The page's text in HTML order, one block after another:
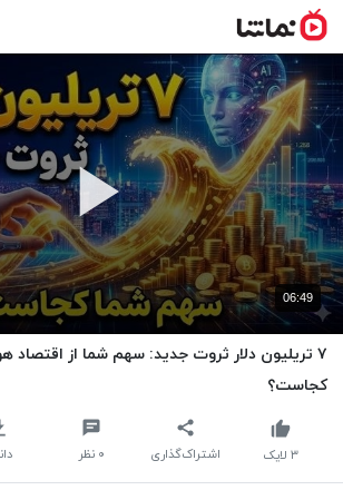
06:49
۷ تریلیون دلار ثروت جدید: سهم شما از
کجاست؟
اشتراک‌گذاری ۰ نظر ۳ لایک